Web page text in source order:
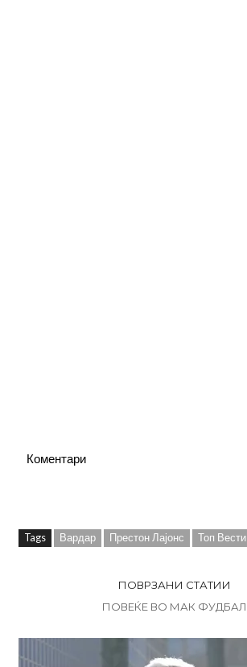
Коментари
Tags Вардар Престон Лајонс Топ Вести
ПОВРЗАНИ СТАТИИ
ПОВЕЌЕ ВО МАК ФУДБАЛ